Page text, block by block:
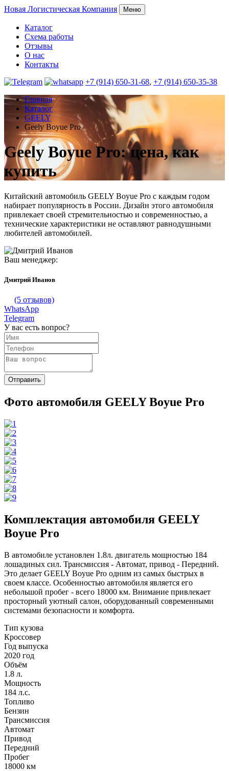
Новая Логистическая Компания Меню
Каталог
Схема работы
Отзывы
О нас
Контакты
+7 (914) 650-31-68, +7 (914) 650-35-38
Главная
Каталог
GEELY
Geely Boyue Pro
Geely Boyue Pro: цена, как
купить
Китайский автомобиль GEELY Boyue Pro с каждым годом
набирает популярность в России. Дизайн этого автомобиля
привлекает своей стремительностью и современностью, а
технические характеристики не оставляют равнодушными
любителей автомобилей.
Ваш менеджер:
Дмитрий Иванов
(5 отзывов)
WhatsApp
Telegram
У вас есть вопрос?
Фото автомобиля GEELY Boyue Pro
Комплектация автомобиля GEELY
Boyue Pro
В автомобиле установлен 1.8л. двигатель мощностью 184
лошадиных сил. Трансмиссия - Автомат, привод - Передний.
Это делает GEELY Boyue Pro одним из самых быстрых в
своем классе. Особенностью автомобиля является его
небольшой пробег - всего 18000 км. Внимание привлекает
просторный уютный салон, оборудованный современными
системами безопасности и комфорта.
Тип кузова
Кроссовер
Год выпуска
2020 год
Объём
1.8 л.
Мощность
184 л.с.
Топливо
Бензин
Трансмиссия
Автомат
Привод
Передний
Пробег
18000 км